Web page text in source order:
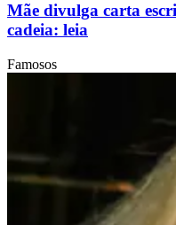
Mãe divulga carta
cadeia: leia
Famosos